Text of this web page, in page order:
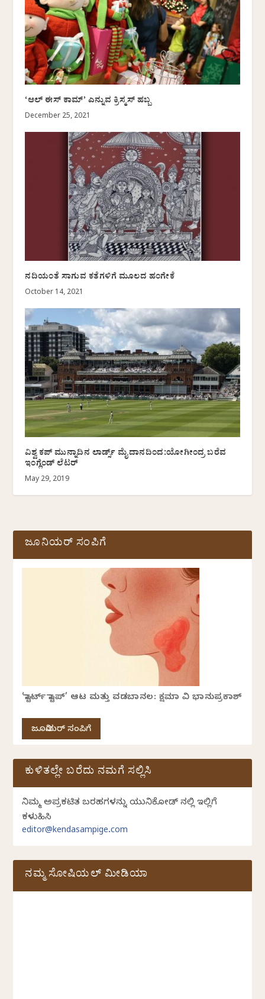
‘ಆಲ್ ಈಸ್ ಕಾಮ್’ ಎನ್ನುವ ಕ್ರಿಸ್ಮಸ್ ಹಬ್ಬ
December 25, 2021
ನದಿಯಂತೆ ಸಾಗುವ ಕತೆಗಳಿಗೆ ಮೂಲದ ಹಂಗೇಕೆ
October 14, 2021
ವಿಶ್ವ ಕಪ್ ಮುನ್ನಾದಿನ ಲಾರ್ಡ್ಸ್ ಮೈದಾನದಿಂದ:ಯೋಗೀಂದ್ರ ಬರೆವ
ಇಂಗ್ಲೆಂಡ್ ಲೆಟರ್
May 29, 2019
ಜೂನಿಯರ್ ಸಂಪಿಗೆ
‘ಸ್ಟಾರ್ಟ್ ಸ್ಟಾಪ್’ ಆಟ ಮತ್ತು ವಡಬಾನಲ: ಕ್ಷಮಾ ವಿ ಭಾನುಪ್ರಕಾಶ್
ಜೂನಿಯರ್ ಸಂಪಿಗೆ
ಕುಳಿತಲ್ಲೇ ಬರೆದು ನಮಗೆ ಸಲ್ಲಿಸಿ
ನಿಮ್ಮ ಅಪ್ರಕಟಿತ ಬರಹಗಳನ್ನು ಯುನಿಕೋಡ್ ನಲ್ಲಿ ಇಲ್ಲಿಗೆ
ಕಳುಹಿಸಿ
editor@kendasampige.com
ನಮ್ಮ ಸೋಷಿಯಲ್‌ ಮೀಡಿಯಾ